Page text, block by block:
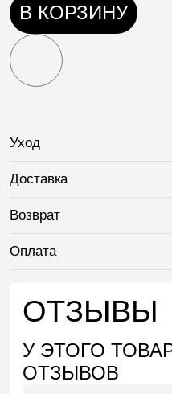
В КОРЗИНУ
Уход
Доставка
Возврат
Оплата
ОТЗЫВЫ
У ЭТОГО
ОТЗЫВОВ